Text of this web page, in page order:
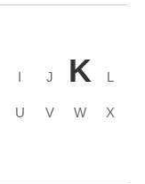
I J K L
U V W X